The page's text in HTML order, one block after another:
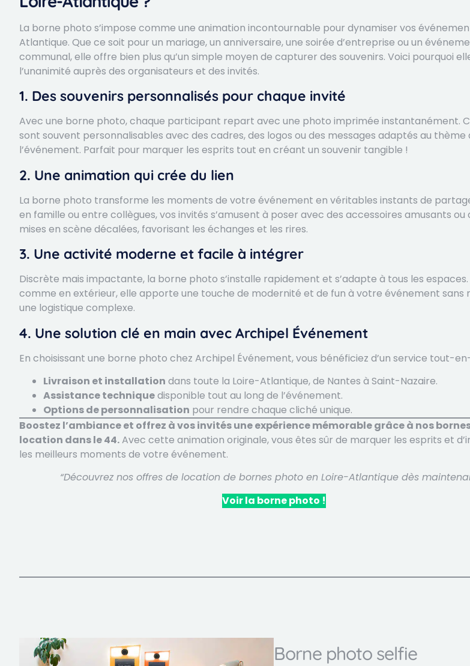
La borne photo s’impose comme une animation incontournable pour dynamiser vos
Atlantique. Que ce soit pour un mariage, un anniversaire, une soirée d’entreprise ou un
communal, elle offre bien plus qu’un simple moyen de capturer des souvenirs. Voici pourquoi
l’unanimité auprès des organisateurs et des invités.
1. Des souvenirs personnalisés pour chaque invité
Avec une borne photo, chaque participant repart avec une photo imprimée instantanément.
sont souvent personnalisables avec des cadres, des logos ou des messages adaptés au thème
l’événement. Parfait pour marquer les esprits tout en créant un souvenir tangible !
2. Une animation qui crée du lien
La borne photo transforme les moments de votre événement en véritables instants de
en famille ou entre collègues, vos invités s’amusent à poser avec des accessoires amusants ou
mises en scène décalées, favorisant les échanges et les rires.
3. Une activité moderne et facile à intégrer
Discrète mais impactante, la borne photo s’installe rapidement et s’adapte à tous les
comme en extérieur, elle apporte une touche de modernité et de fun à votre événement sans
une logistique complexe.
4. Une solution clé en main avec Archipel Événement
En choisissant une borne photo chez Archipel Événement, vous bénéficiez d’un service tout-
Livraison et installation dans toute la Loire-Atlantique, de Nantes à Saint-Nazaire.
Assistance techniquedisponible tout au long de l’événement.
Options de personnalisation pour rendre chaque cliché unique.
Boostez l’ambiance et offrez à vos invités une expérience mémorable grâce à nos
location dans le 44.Avec cette animation originale, vous êtes sûr de marquer les esprits et
les meilleurs moments de votre événement.
“Découvrez nos offres de location de bornes photo en Loire-Atlantique dès
Voir la borne photo !
Borne photo selfie